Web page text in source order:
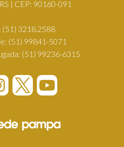
| CEP: 90160-091
(51) 3218.2588
(51) 99841-5071
(51) 99236-6315